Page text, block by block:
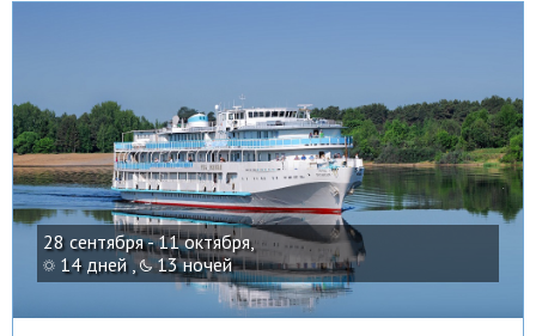
28 сентября - 11 октября,
14 дней , 13 ночей